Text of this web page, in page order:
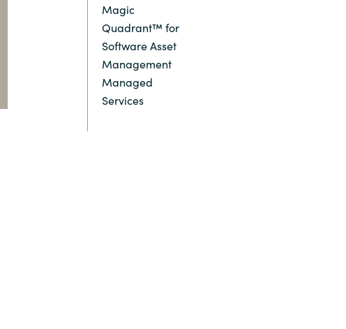
Magic
Quadrant™ for
Software Asset
Management
Managed
Services